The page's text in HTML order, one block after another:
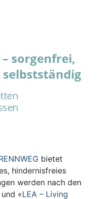
sorgenfrei,
bietet
hindernisfreies
werden nach den
«LEA – Living